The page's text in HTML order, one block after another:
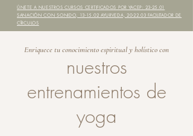
ÚNETE A NUESTROS CURSOS CERTIFICADOS POR YACEP: 23-25.01
SANACIÓN CON SONIDO, 13-15.02 AYURVEDA, 20-22.03 FACILITADOR DE
CÍRCULOS
Enriquece tu conocimiento espiritual y holístico con
nuestros
entrenamientos de
yoga